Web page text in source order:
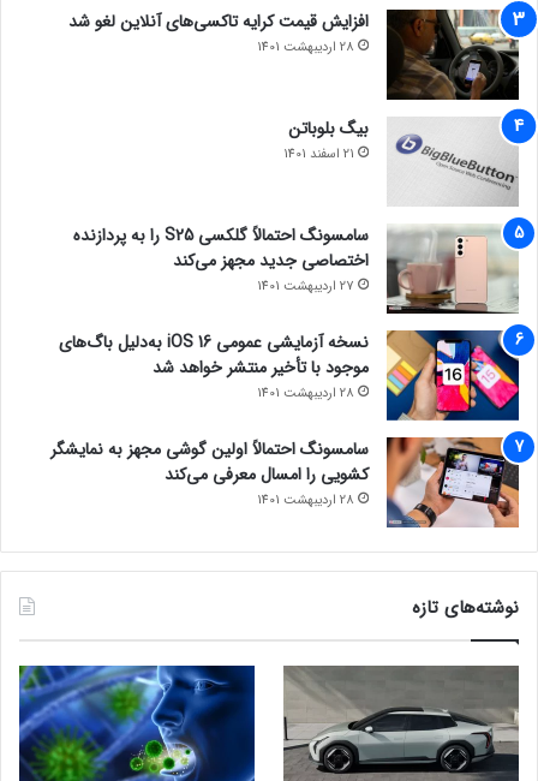
افزایش قیمت کرایه تاکسی‌های آنلاین لغو شد
28 اردیبهشت 1401
بیگ بلوباتن
21 اسفند 1401
سامسونگ احتمالاً گلکسی S25 را به پردازنده
اختصاصی جدید مجهز می‌کند
27 اردیبهشت 1401
نسخه آزمایشی عمومی iOS 16 به‌دلیل باگ‌های
موجود با تأخیر منتشر خواهد شد
28 اردیبهشت 1401
سامسونگ احتمالاً اولین گوشی مجهز به نمایشگر
کشویی را امسال معرفی می‌کند
28 اردیبهشت 1401
نوشته‌های تازه